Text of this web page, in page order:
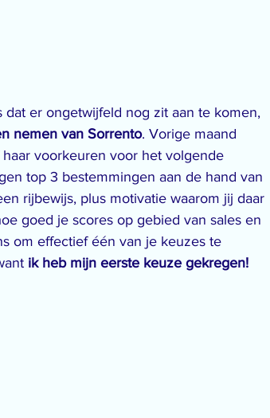
er ongetwijfeld nog zit aan te komen,
nemen van Sorrento. Vorige maand
voorkeuren voor het volgende
top 3 bestemmingen aan de hand van
rijbewijs, plus motivatie waarom jij daar
goed je scores op gebied van sales en
om effectief één van je keuzes te
ik heb mijn eerste keuze gekregen!